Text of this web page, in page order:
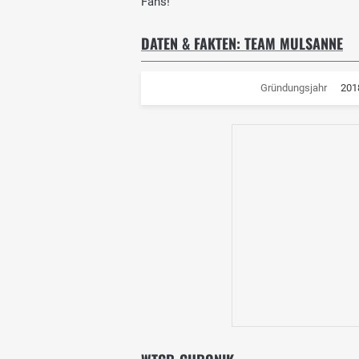
DATEN & FAKTEN: TEAM MULSANNE
Gründungsjahr